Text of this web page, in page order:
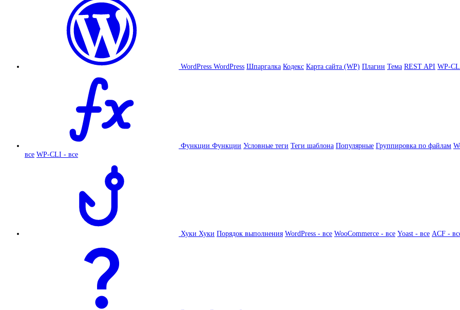
WordPress WordPress Шпаргалка Кодекс Карта сайта (WP) Плагин Тема REST API WP-
Функции Функции Условные теги Теги шаблона Популярные Группировка по файлам
все WP-CLI - все
Хуки Хуки Порядок выполнения WordPress - все WooCommerce - все Yoast - все ACF -